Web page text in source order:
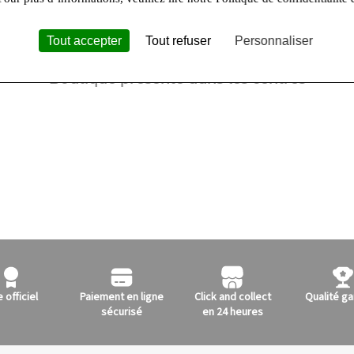
Boutique présente dans les centres
officiel
Paiement en ligne
sécurisé
Click and collect
en 24 heures
Qualité
Tout accepter Tout refuser Personnaliser